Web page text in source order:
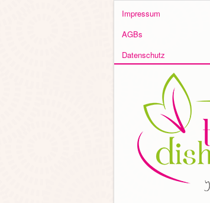
Impressum
AGBs
Datenschutz